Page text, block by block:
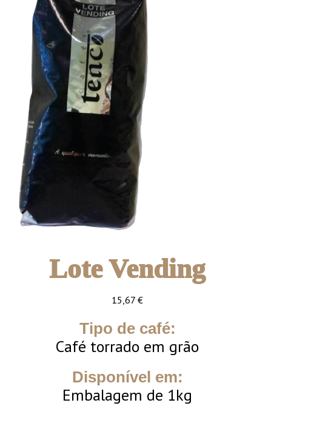
Lote Vending
15,67 €
Tipo de café:
Café torrado em grão
Disponível em:
Embalagem de 1kg